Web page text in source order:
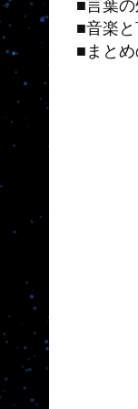
■言葉の
■音楽
■まと